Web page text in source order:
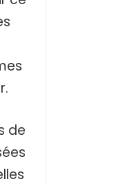
de